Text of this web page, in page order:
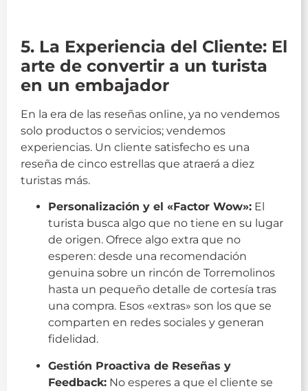
5. La Experiencia del Cliente: El
arte de convertir a un turista
en un embajador
En la era de las reseñas online, ya no vendemos
solo productos o servicios; vendemos
experiencias. Un cliente satisfecho es una
reseña de cinco estrellas que atraerá a diez
turistas más.
Personalización y el «Factor Wow»: El
turista busca algo que no tiene en su lugar
de origen. Ofrece algo extra que no
esperen: desde una recomendación
genuina sobre un rincón de Torremolinos
hasta un pequeño detalle de cortesía tras
una compra. Esos «extras» son los que se
comparten en redes sociales y generan
fidelidad.
Gestión Proactiva de Reseñas y
Feedback: No esperes a que el cliente se